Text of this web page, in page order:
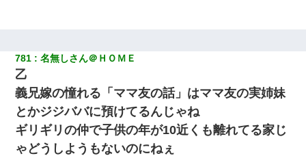
781 名無しさん＠ＨＯＭＥ
乙
義兄嫁の憧れる「ママ友の話」はママ友の実姉妹
とかジジババに預けてるんじゃね
ギリギリの仲で子供の年が10近くも離れてる家じ
ゃどうしようもないのにねぇ